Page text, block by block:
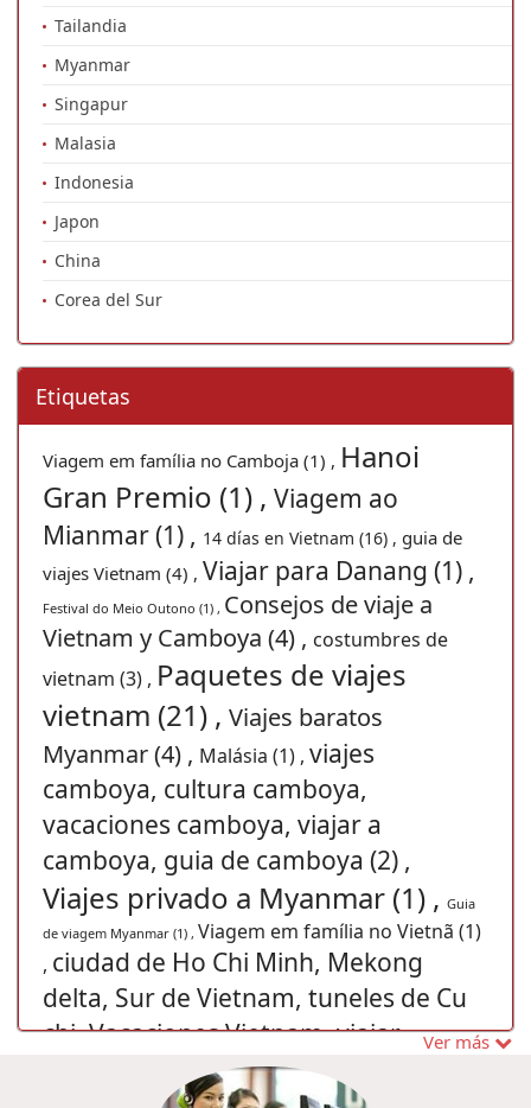
Tailandia
Myanmar
Singapur
Malasia
Indonesia
Japon
China
Corea del Sur
Etiquetas
Viagem em família no Camboja (1) , Hanoi
Gran Premio (1) , Viagem ao
Mianmar (1) , 14 días en Vietnam (16) , guia de
viajes Vietnam (4) , Viajar para Danang (1) ,
Festival do Meio Outono (1) , Consejos de viaje a
Vietnam y Camboya (4) , costumbres de
vietnam (3) , Paquetes de viajes
vietnam (21) , Viajes baratos
Myanmar (4) , Malásia (1) , viajes
camboya, cultura camboya,
vacaciones camboya, viajar a
camboya, guia de camboya (2) ,
Viajes privado a Myanmar (1) , Guia
de viagem Myanmar (1) , Viagem em família no Vietnã (1)
, ciudad de Ho Chi Minh, Mekong
delta, Sur de Vietnam, tuneles de Cu
chi, Vacaciones Vietnam, viajar
vietnam, Viajes Vietnam, (4) ,
Ver más